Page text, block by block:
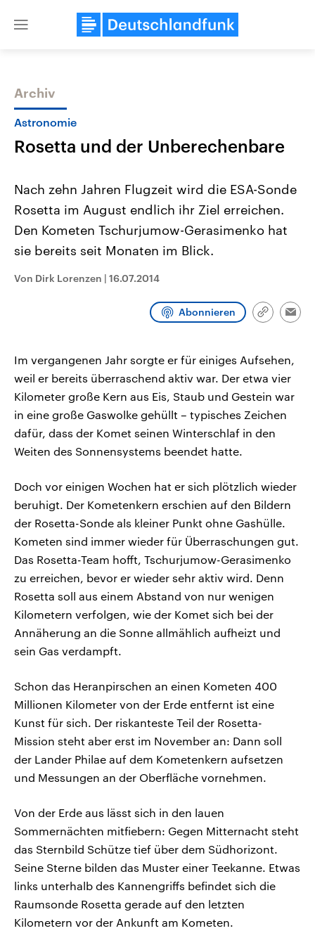
Close
Themen
Landtagswahl Sachsen-Anhalt
2026
Sachsen-Anhalt wählt am 6.
Bundesland von einer Koalition aus
und Hintergründe zu den Parteien
und Kandidaten der anstehenden
Wahl.
USA
Aktuelle Beiträge,
den mächtigsten Ländern
mit großem Einfluss auf
aktuelle Weltgeschehen.
Programm Podcasts
Audio-Archiv
Archiv
Astronomie
Rosetta und der Unberechenbare
Nach zehn Jahren Flugzeit wird die ESA-Sonde
Rosetta im August endlich ihr Ziel erreichen.
Den Kometen Tschurjumow-Gerasimenko hat
sie bereits seit Monaten im Blick.
Von Dirk Lorenzen | 16.07.2014
Abonnieren
Link
Im vergangenen Jahr sorgte er für einiges Aufsehen,
weil er bereits überraschend aktiv war. Der etwa vier
Kilometer große Kern aus Eis, Staub und Gestein war
in eine große Gaswolke gehüllt – typisches Zeichen
dafür, dass der Komet seinen Winterschlaf in den
Weiten des Sonnensystems beendet hatte.
Doch vor einigen Wochen hat er sich plötzlich wieder
beruhigt. Der Kometenkern erschien auf den Bildern
der Rosetta-Sonde als kleiner Punkt ohne Gashülle.
Kometen sind immer wieder für Überraschungen gut.
Das Rosetta-Team hofft, Tschurjumow-Gerasimenko
zu erreichen, bevor er wieder sehr aktiv wird. Denn
Rosetta soll aus einem Abstand von nur wenigen
Kilometern verfolgen, wie der Komet sich bei der
Annäherung an die Sonne allmählich aufheizt und
sein Gas verdampft.
Schon das Heranpirschen an einen Kometen 400
Millionen Kilometer von der Erde entfernt ist eine
Kunst für sich. Der riskanteste Teil der Rosetta-
Mission steht aber erst im November an: Dann soll
der Lander Philae auf dem Kometenkern aufsetzen
und Messungen an der Oberfläche vornehmen.
Von der Erde aus lässt sich in den lauen
Sommernächten mitfiebern: Gegen Mitternacht steht
das Sternbild Schütze tief über dem Südhorizont.
Seine Sterne bilden das Muster einer Teekanne. Etwas
links unterhalb des Kannengriffs befindet sich die
Raumsonde Rosetta gerade auf den letzten
Kilometern vor der Ankunft am Kometen.